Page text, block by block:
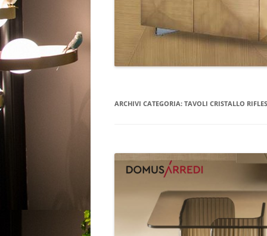
ARCHIVI CATEGORIA: TAVOLI CRISTALLO